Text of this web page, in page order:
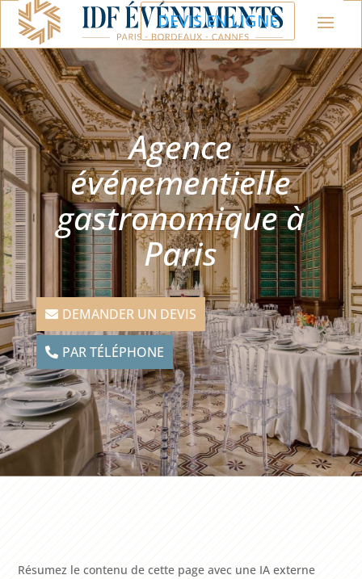
DEVIS EN LIGNE
Agence
événementielle
gastronomique à
Paris
DEMANDER UN DEVIS
PAR TÉLÉPHONE
Résumez le contenu de cette page avec une IA externe